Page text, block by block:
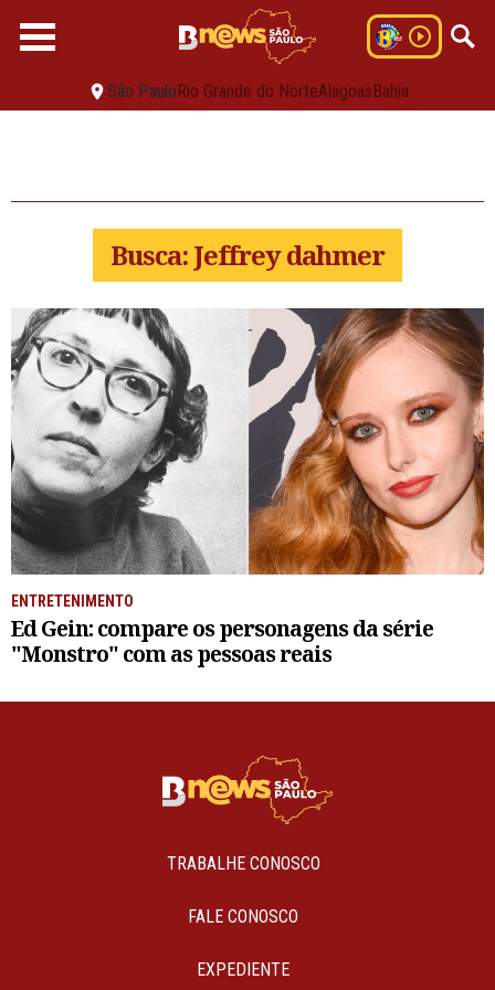
São PauloRio Grande do NorteAlagoasBahia
Busca: Jeffrey dahmer
ENTRETENIMENTO
Ed Gein: compare os personagens da série
"Monstro" com as pessoas reais
TRABALHE CONOSCO
FALE CONOSCO
EXPEDIENTE